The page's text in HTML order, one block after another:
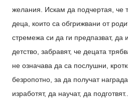
желания. Искам да подчертая, че
деца, които са обгрижвани от
стремежа си да ги предпазват, да
детство, забравят, че децата
не означава да са послушни,
безропотно, за да получат
изработят, да научат, да